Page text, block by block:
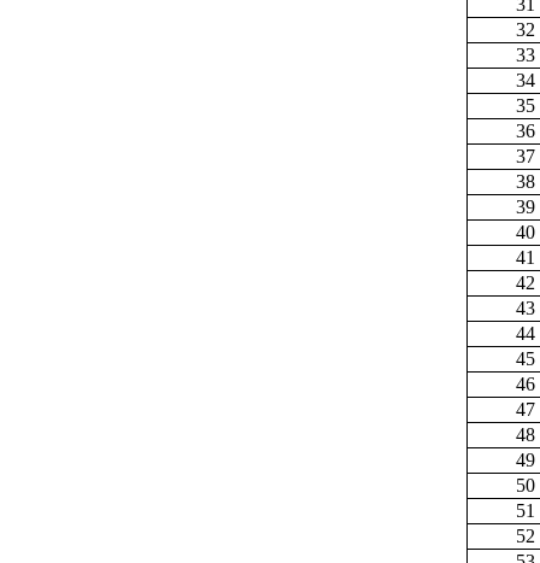
31
32
33
34
35
36
37
38
39
40
41
42
43
44
45
46
47
48
49
50
51
52